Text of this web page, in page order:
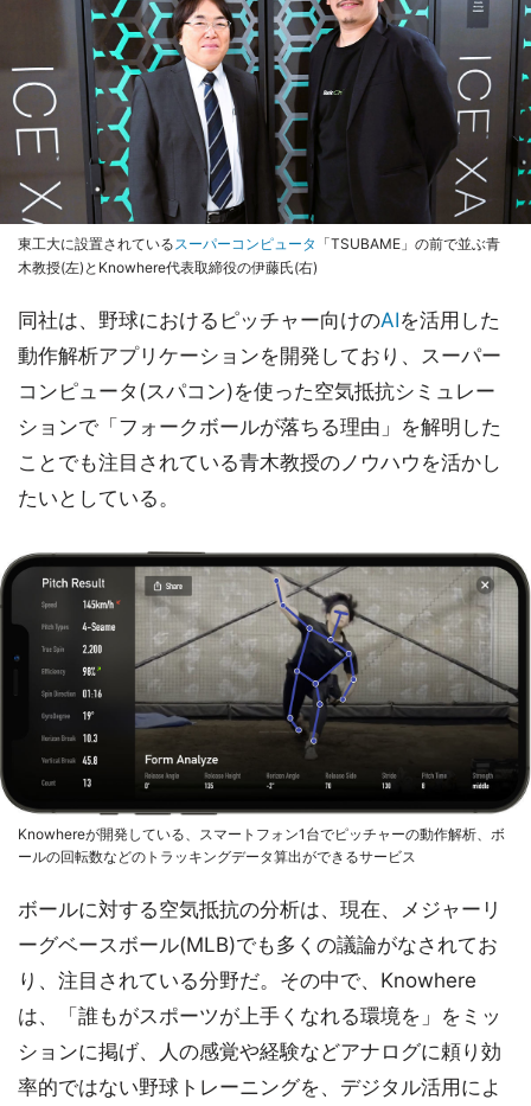
東工大に設置されている スーパーコンピュータ 「TSUBAME」の前で並ぶ青
木教授(左)とKnowhere代表取締役の伊藤氏(右)
同社は、野球におけるピッチャー向けのAIを活用した
動作解析アプリケーションを開発しており、スーパー
コンピュータ(スパコン)を使った空気抵抗シミュレー
ションで「フォークボールが落ちる理由」を解明した
ことでも注目されている青木教授のノウハウを活かし
たいとしている。
Knowhereが開発している、スマートフォン1台でピッチャーの動作解析、ボ
ールの回転数などのトラッキングデータ算出ができるサービス
ボールに対する空気抵抗の分析は、現在、メジャーリ
ーグベースボール(MLB)でも多くの議論がなされてお
り、注目されている分野だ。その中で、Knowhere
は、「誰もがスポーツが上手くなれる環境を」をミッ
ションに掲げ、人の感覚や経験などアナログに頼り効
率的ではない野球トレーニングを、デジタル活用によ